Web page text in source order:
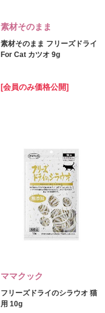
素材そのまま
素材そのまま フリーズドライ
For Cat カツオ 9g
[会員のみ価格公開]
ママクック
フリーズドライのシラウオ 猫
用 10g